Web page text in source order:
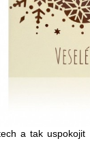
a tak uspokojit